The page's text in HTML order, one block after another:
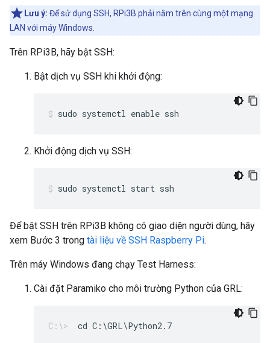
Lưu ý: Để sử dụng SSH, RPi3B phải nằm trên cùng một mạng
LAN với máy Windows.
Trên RPi3B, hãy bật SSH:
Bật dịch vụ SSH khi khởi động:
sudo systemctl enable ssh
Khởi động dịch vụ SSH:
sudo systemctl start ssh
Để bật SSH trên RPi3B không có giao diện người dùng, hãy
xem Bước 3 trong tài liệu về SSH Raspberry Pi.
Trên máy Windows đang chạy Test Harness:
Cài đặt Paramiko cho môi trường Python của GRL:
cd C:\GRL\Python2.7